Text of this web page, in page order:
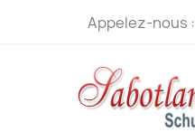
Appelez-nous :